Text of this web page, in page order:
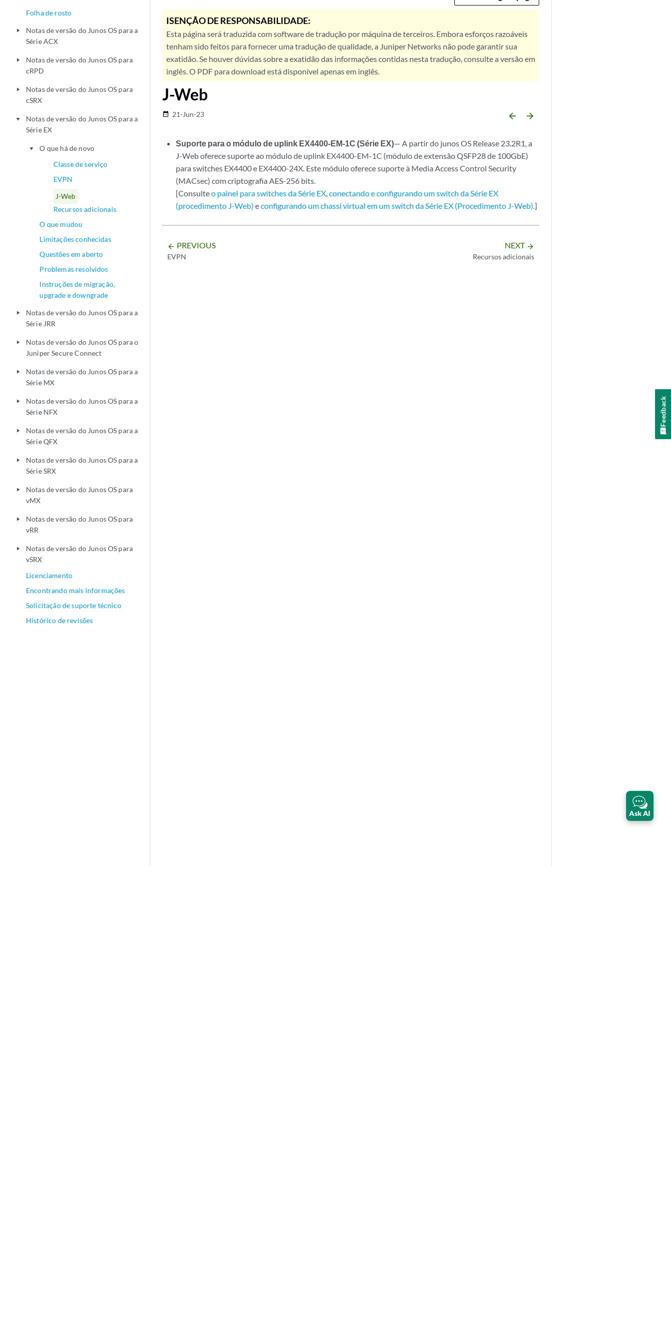
Folha de rosto
play_arrow
Notas de versão do Junos OS para a
Série ACX
play_arrow
Notas de versão do Junos OS para
cRPD
play_arrow
Notas de versão do Junos OS para
cSRX
play_arrow
Notas de versão do Junos OS para a
Série EX
play_arrow
O que há de novo
Classe de serviço
EVPN
J-Web
Recursos adicionais
O que mudou
Limitações conhecidas
Questões em aberto
Problemas resolvidos
Instruções de migração,
upgrade e downgrade
play_arrow
Notas de versão do Junos OS para a
Série JRR
play_arrow
Notas de versão do Junos OS para o
Juniper Secure Connect
play_arrow
Notas de versão do Junos OS para a
Série MX
play_arrow
Notas de versão do Junos OS para a
Série NFX
play_arrow
Notas de versão do Junos OS para a
Série QFX
play_arrow
Notas de versão do Junos OS para a
Série SRX
play_arrow
Notas de versão do Junos OS para
vMX
play_arrow
Notas de versão do Junos OS para
vRR
play_arrow
Notas de versão do Junos OS para
vSRX
Licenciamento
Encontrando mais informações
Solicitação de suporte técnico
Histórico de revisões
ISENÇÃO DE RESPONSABILIDADE:
Esta página será traduzida com software de tradução por máquina de terceiros. Embora esforços razoáveis
tenham sido feitos para fornecer uma tradução de qualidade, a Juniper Networks não pode garantir sua
exatidão. Se houver dúvidas sobre a exatidão das informações contidas nesta tradução, consulte a versão em
inglês. O PDF para download está disponível apenas em inglês.
J-Web
date_range 21-Jun-23 arrow_backward arrow_forward
Suporte para o módulo de uplink EX4400-EM-1C (Série EX)— A partir do junos OS Release 23.2R1, a
J-Web oferece suporte ao módulo de uplink EX4400-EM-1C (módulo de extensão QSFP28 de 100GbE)
para switches EX4400 e EX4400-24X. Este módulo oferece suporte à Media Access Control Security
(MACsec) com criptografia AES-256 bits.
[Consulteo painel para switches da Série EX,conectando e configurando um switch da Série EX
(procedimento J-Web) econfigurando um chassi virtual em um switch da Série EX (Procedimento J-Web).]
arrow_backward PREVIOUS
EVPN
NEXT arrow_forward
Recursos adicionais
Ask AI
Feedback